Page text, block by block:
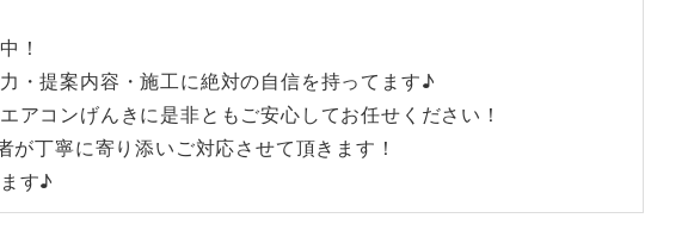
！
・提案内容・施工に絶対の自信を持ってます♪
アコンげんきに是非ともご安心してお任せください！
丁寧に寄り添いご対応させて頂きます！
す♪